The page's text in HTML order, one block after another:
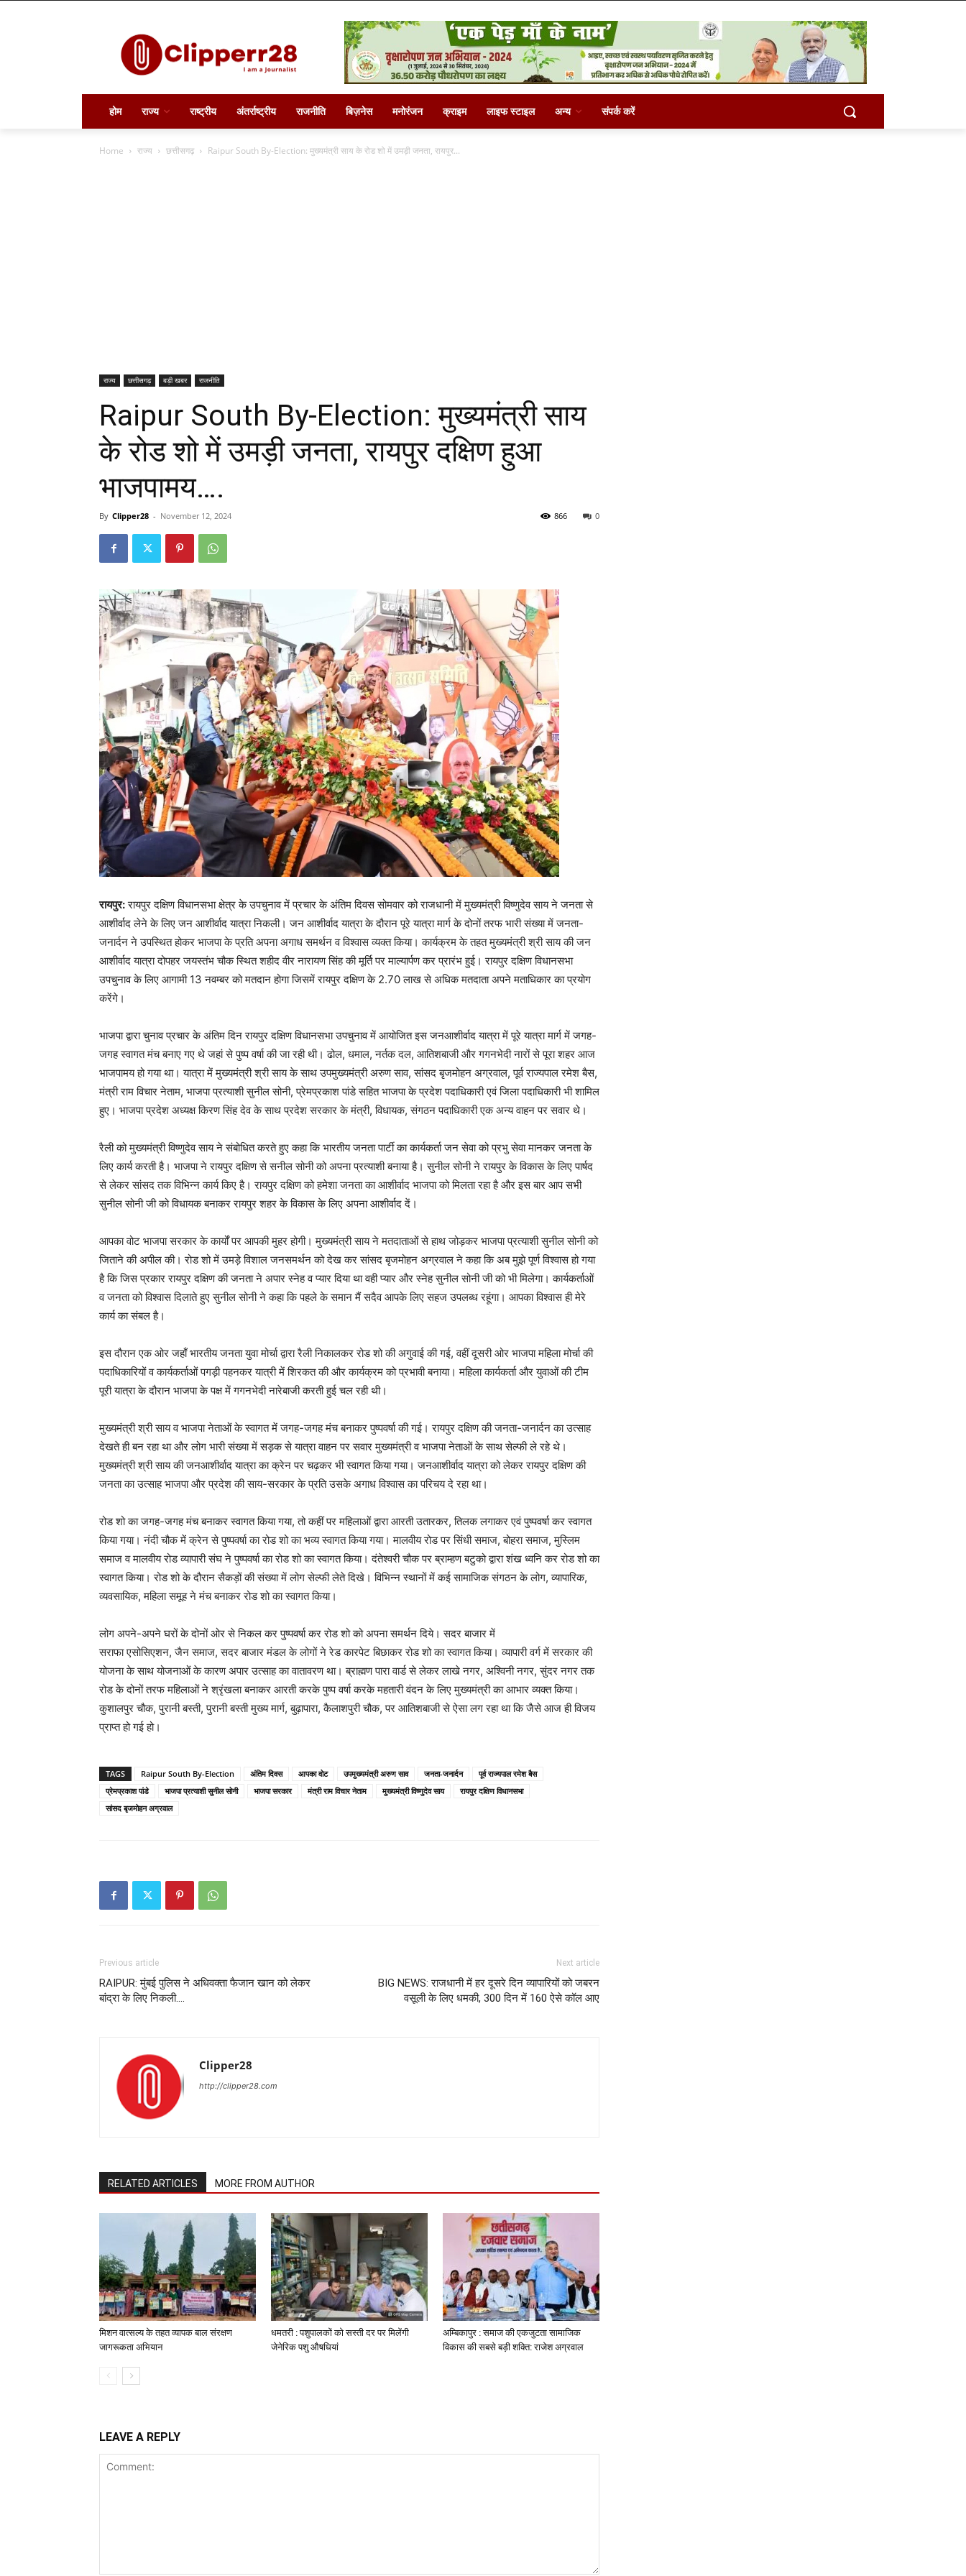
होम राज्य राष्ट्रीय अंतर्राष्ट्रीय राजनीति बिज़नेस मनोरंजन क्राइम लाइफ स्टाइल अन्य संपर्क करें
Home राज्य छत्तीसगढ़ Raipur South By-Election: मुख्यमंत्री साय के रोड शो में उमड़ी जनता, रायपुर...
राज्य छत्तीसगढ़ बड़ी खबर राजनीति
Raipur South By-Election: मुख्यमंत्री साय
के रोड शो में उमड़ी जनता, रायपुर दक्षिण हुआ
भाजपामय….
By Clipper28 - November 12, 2024 0
866
रायपुर:रायपुर दक्षिण विधानसभा क्षेत्र के उपचुनाव में प्रचार के अंतिम दिवस सोमवार को राजधानी में मुख्यमंत्री विष्णुदेव साय ने जनता से
आशीर्वाद लेने के लिए जन आशीर्वाद यात्रा निकली। जन आशीर्वाद यात्रा के दौरान पूरे यात्रा मार्ग के दोनों तरफ भारी संख्या में जनता-
जनार्दन ने उपस्थित होकर भाजपा के प्रति अपना अगाध समर्थन व विश्वास व्यक्त किया। कार्यक्रम के तहत मुख्यमंत्री श्री साय की जन
आशीर्वाद यात्रा दोपहर जयस्तंभ चौक स्थित शहीद वीर नारायण सिंह की मूर्ति पर माल्यार्पण कर प्रारंभ हुई। रायपुर दक्षिण विधानसभा
उपचुनाव के लिए आगामी 13 नवम्बर को मतदान होगा जिसमें रायपुर दक्षिण के 2.70 लाख से अधिक मतदाता अपने मताधिकार का प्रयोग
करेंगे।
भाजपा द्वारा चुनाव प्रचार के अंतिम दिन रायपुर दक्षिण विधानसभा उपचुनाव में आयोजित इस जनआशीर्वाद यात्रा में पूरे यात्रा मार्ग में जगह-
जगह स्वागत मंच बनाए गए थे जहां से पुष्प वर्षा की जा रही थी। ढोल, धमाल, नर्तक दल, आतिशबाजी और गगनभेदी नारों से पूरा शहर आज
भाजपामय हो गया था। यात्रा में मुख्यमंत्री श्री साय के साथ उपमुख्यमंत्री अरुण साव, सांसद बृजमोहन अग्रवाल, पूर्व राज्यपाल रमेश बैस,
मंत्री राम विचार नेताम, भाजपा प्रत्याशी सुनील सोनी, प्रेमप्रकाश पांडे सहित भाजपा के प्रदेश पदाधिकारी एवं जिला पदाधिकारी भी शामिल
हुए। भाजपा प्रदेश अध्यक्ष किरण सिंह देव के साथ प्रदेश सरकार के मंत्री, विधायक, संगठन पदाधिकारी एक अन्य वाहन पर सवार थे।
रैली को मुख्यमंत्री विष्णुदेव साय ने संबोधित करते हुए कहा कि भारतीय जनता पार्टी का कार्यकर्ता जन सेवा को प्रभु सेवा मानकर जनता के
लिए कार्य करती है। भाजपा ने रायपुर दक्षिण से सनील सोनी को अपना प्रत्याशी बनाया है। सुनील सोनी ने रायपुर के विकास के लिए पार्षद
से लेकर सांसद तक विभिन्न कार्य किए है। रायपुर दक्षिण को हमेशा जनता का आशीर्वाद भाजपा को मिलता रहा है और इस बार आप सभी
सुनील सोनी जी को विधायक बनाकर रायपुर शहर के विकास के लिए अपना आशीर्वाद दें।
आपका वोट भाजपा सरकार के कार्यों पर आपकी मुहर होगी। मुख्यमंत्री साय ने मतदाताओं से हाथ जोड़कर भाजपा प्रत्याशी सुनील सोनी को
जिताने की अपील की। रोड शो में उमड़े विशाल जनसमर्थन को देख कर सांसद बृजमोहन अग्रवाल ने कहा कि अब मुझे पूर्ण विश्वास हो गया
है कि जिस प्रकार रायपुर दक्षिण की जनता ने अपार स्नेह व प्यार दिया था वही प्यार और स्नेह सुनील सोनी जी को भी मिलेगा। कार्यकर्ताओं
व जनता को विश्वास दिलाते हुए सुनील सोनी ने कहा कि पहले के समान मैं सदैव आपके लिए सहज उपलब्ध रहूंगा। आपका विश्वास ही मेरे
कार्य का संबल है।
इस दौरान एक ओर जहाँ भारतीय जनता युवा मोर्चा द्वारा रैली निकालकर रोड शो की अगुवाई की गई, वहीं दूसरी ओर भाजपा महिला मोर्चा की
पदाधिकारियों व कार्यकर्ताओं पगड़ी पहनकर यात्री में शिरकत की और कार्यक्रम को प्रभावी बनाया। महिला कार्यकर्ता और युवाओं की टीम
पूरी यात्रा के दौरान भाजपा के पक्ष में गगनभेदी नारेबाजी करती हुई चल रही थी।
मुख्यमंत्री श्री साय व भाजपा नेताओं के स्वागत में जगह-जगह मंच बनाकर पुष्पवर्षा की गई। रायपुर दक्षिण की जनता-जनार्दन का उत्साह
देखते ही बन रहा था और लोग भारी संख्या में सड़क से यात्रा वाहन पर सवार मुख्यमंत्री व भाजपा नेताओं के साथ सेल्फी ले रहे थे।
मुख्यमंत्री श्री साय की जनआशीर्वाद यात्रा का क्रेन पर चढ़कर भी स्वागत किया गया। जनआशीर्वाद यात्रा को लेकर रायपुर दक्षिण की
जनता का उत्साह भाजपा और प्रदेश की साय-सरकार के प्रति उसके अगाध विश्वास का परिचय दे रहा था।
रोड शो का जगह-जगह मंच बनाकर स्वागत किया गया, तो कहीं पर महिलाओं द्वारा आरती उतारकर, तिलक लगाकर एवं पुष्पवर्षा कर स्वागत
किया गया। नंदी चौक में क्रेन से पुष्पवर्षा का रोड शो का भव्य स्वागत किया गया। मालवीय रोड पर सिंधी समाज, बोहरा समाज, मुस्लिम
समाज व मालवीय रोड व्यापारी संघ ने पुष्पवर्षा का रोड शो का स्वागत किया। दंतेश्वरी चौक पर ब्राम्हण बटुको द्वारा शंख ध्वनि कर रोड शो का
स्वागत किया। रोड शो के दौरान सैकड़ों की संख्या में लोग सेल्फी लेते दिखे। विभिन्न स्थानों में कई सामाजिक संगठन के लोग, व्यापारिक,
व्यवसायिक, महिला समूह ने मंच बनाकर रोड शो का स्वागत किया।
लोग अपने-अपने घरों के दोनों ओर से निकल कर पुष्पवर्षा कर रोड शो को अपना समर्थन दिये। सदर बाजार में
सराफा एसोसिएशन, जैन समाज, सदर बाजार मंडल के लोगों ने रेड कारपेट बिछाकर रोड शो का स्वागत किया। व्यापारी वर्ग में सरकार की
योजना के साथ योजनाओं के कारण अपार उत्साह का वातावरण था। ब्राह्मण पारा वार्ड से लेकर लाखे नगर, अश्विनी नगर, सुंदर नगर तक
रोड के दोनों तरफ महिलाओं ने श्रृंखला बनाकर आरती करके पुष्प वर्षा करके महतारी वंदन के लिए मुख्यमंत्री का आभार व्यक्त किया।
कुशालपुर चौक, पुरानी बस्ती, पुरानी बस्ती मुख्य मार्ग, बुढ़ापारा, कैलाशपुरी चौक, पर आतिशबाजी से ऐसा लग रहा था कि जैसे आज ही विजय
प्राप्त हो गई हो।
TAGS Raipur South By-Election अंतिम दिवस आपका वोट उपमुख्यमंत्री अरुण साव जनता-जनार्दन
पूर्व राज्यपाल रमेश बैस
प्रेमप्रकाश पांडे
भाजपा प्रत्याशी सुनील सोनी भाजपा सरकार मंत्री राम विचार नेताम मुख्यमंत्री विष्णुदेव साय
रायपुर दक्षिण विधानसभा
सांसद बृजमोहन अग्रवाल
Previous article
RAIPUR: मुंबई पुलिस ने अधिवक्ता फैजान खान को लेकर
बांद्रा के लिए निकली….
Next article
BIG NEWS: राजधानी में हर दूसरे दिन व्यापारियों को जबरन
वसूली के लिए धमकी, 300 दिन में 160 ऐसे कॉल आए
Clipper28
http://clipper28.com
RELATED ARTICLES MORE FROM AUTHOR
मिशन वात्सल्य के तहत व्यापक बाल संरक्षण
जागरूकता अभियान
धमतरी : पशुपालकों को सस्ती दर पर मिलेंगी
जेनेरिक पशु औषधियां
अम्बिकापुर : समाज की एकजुटता सामाजिक
विकास की सबसे बड़ी शक्ति: राजेश अग्रवाल
LEAVE A REPLY